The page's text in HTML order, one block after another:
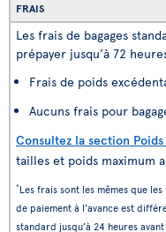
FRAIS
Les frais de bagages
prépayer jusqu’à 72
Frais de poids
Aucuns frais pour
Consultez la section
tailles et poids maximum
*Les frais sont les mêmes que
de paiement à l’avance est
standard jusqu’à 24 heures